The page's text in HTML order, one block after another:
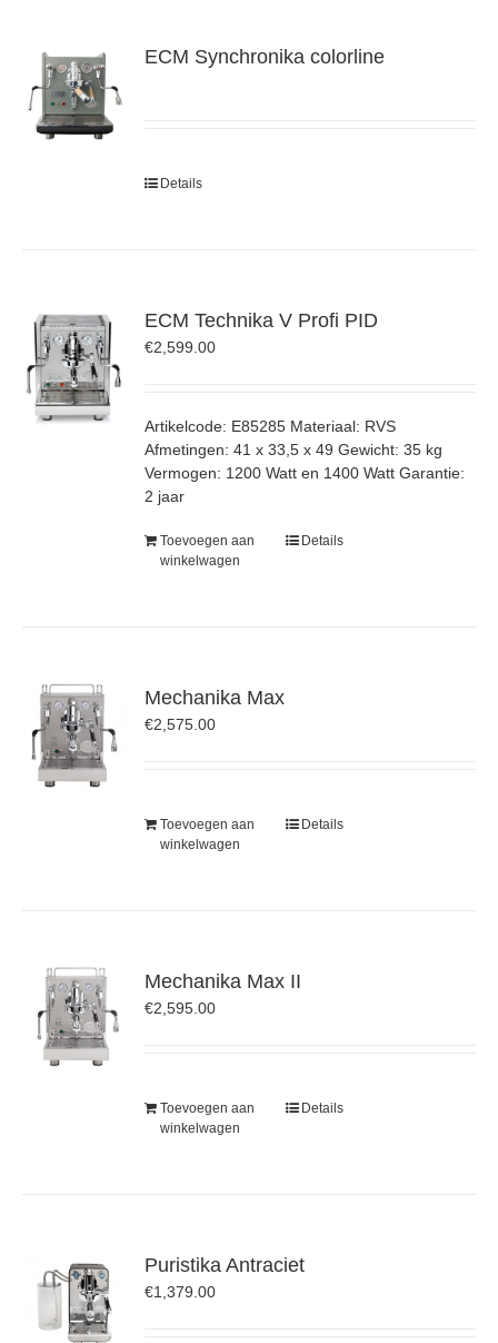
ECM Synchronika colorline
Details
ECM Technika V Profi PID
€2,599.00
Artikelcode: E85285 Materiaal: RVS
Afmetingen: 41 x 33,5 x 49 Gewicht: 35 kg
Vermogen: 1200 Watt en 1400 Watt Garantie:
2 jaar
Toevoegen aan
winkelwagen
Details
Mechanika Max
€2,575.00
Toevoegen aan
winkelwagen
Details
Mechanika Max II
€2,595.00
Toevoegen aan
winkelwagen
Details
Puristika Antraciet
€1,379.00